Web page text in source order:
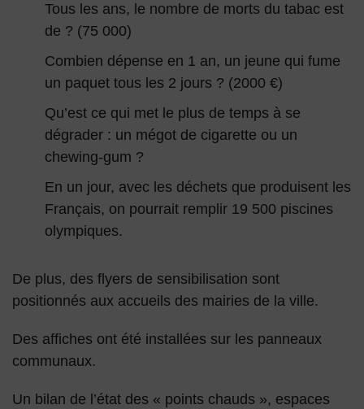
Tous les ans, le nombre de morts du tabac est
de ? (75 000)
Combien dépense en 1 an, un jeune qui fume
un paquet tous les 2 jours ? (2000 €)
Qu’est ce qui met le plus de temps à se
dégrader : un mégot de cigarette ou un
chewing-gum ?
En un jour, avec les déchets que produisent les
Français, on pourrait remplir 19 500 piscines
olympiques.
De plus, des flyers de sensibilisation sont
positionnés aux accueils des mairies de la ville.
Des affiches ont été installées sur les panneaux
communaux.
Un bilan de l’état des « points chauds », espaces